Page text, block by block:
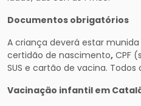
Documentos obrigatórios
A criança deverá estar
certidão de nascimento, CPF
SUS e cartão de vacina. Todos
Vacinação infantil em